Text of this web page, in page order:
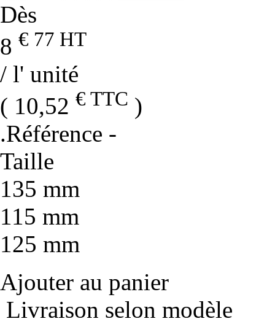
Dès
8 € 77 HT
/ l' unité
( 10,52 € TTC )
.Référence -
Taille
135 mm
115 mm
125 mm
Ajouter au panier
Livraison selon modèle